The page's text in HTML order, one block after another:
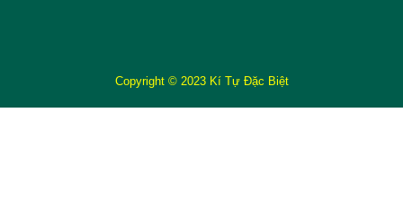
Copyright © 2023 Kí Tự Đặc Biệt